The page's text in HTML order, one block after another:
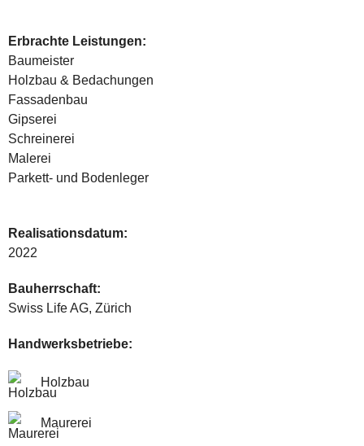
Erbrachte Leistungen:
Baumeister
Holzbau & Bedachungen
Fassadenbau
Gipserei
Schreinerei
Malerei
Parkett- und Bodenleger
Realisationsdatum:
2022
Bauherrschaft:
Swiss Life AG, Zürich
Handwerksbetriebe:
Holzbau
Maurerei